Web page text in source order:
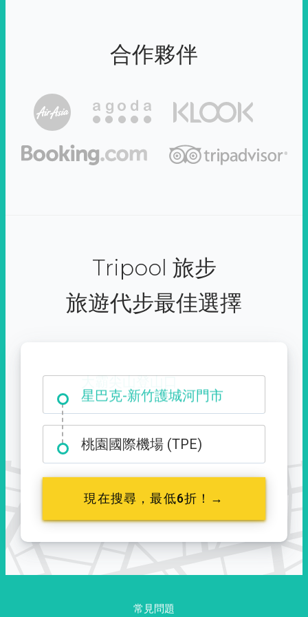
合作夥伴
Tripool 旅步
旅遊代步最佳選擇
大霸尖山登山口
桃園國際機場 (TPE)
現在搜尋，最低6折！→
常見問題